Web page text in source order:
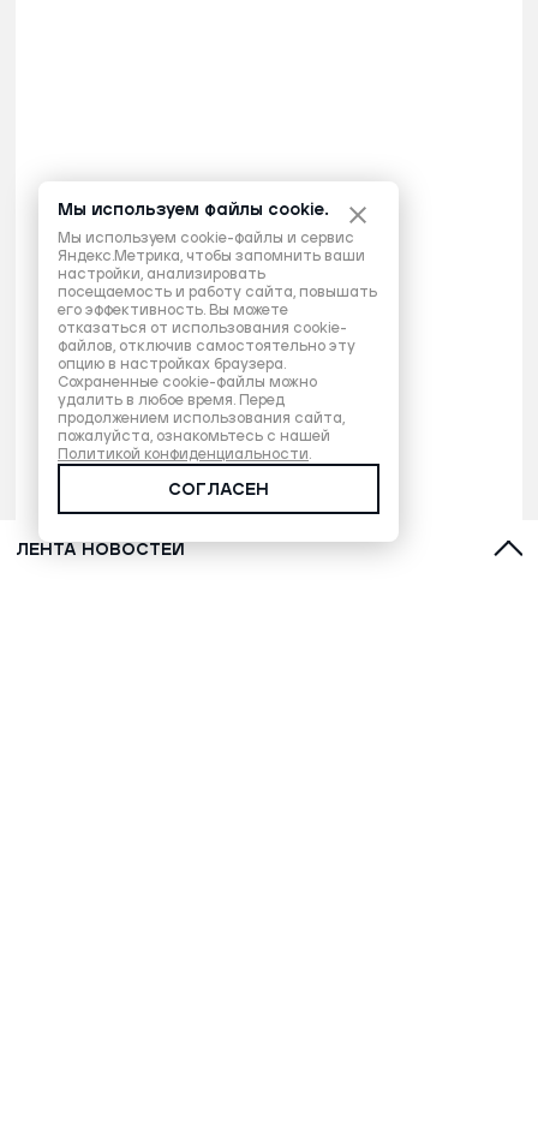
ЛЕНТА НОВОСТЕЙ
Мы используем файлы cookie.
Мы используем cookie-файлы и сервис
Яндекс.Метрика, чтобы запомнить ваши
настройки, анализировать
посещаемость и работу сайта, повышать
его эффективность. Вы можете
отказаться от использования cookie-
файлов, отключив самостоятельно эту
опцию в настройках браузера.
Сохраненные cookie-файлы можно
удалить в любое время. Перед
продолжением использования сайта,
пожалуйста, ознакомьтесь с нашей
Политикой конфиденциальности.
СОГЛАСЕН